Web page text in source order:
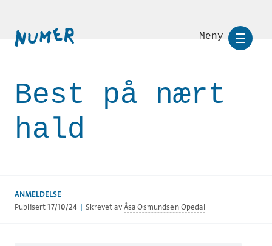
Meny
Best på nært
hald
ANMELDELSE
Publisert17/10/24 Skrevet avÅsa Osmundsen Opedal